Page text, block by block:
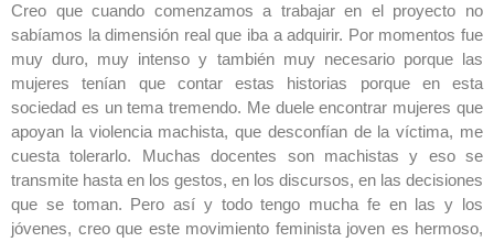
Creo que cuando comenzamos a trabajar en el proyecto no
sabíamos la dimensión real que iba a adquirir. Por momentos fue
muy duro, muy intenso y también muy necesario porque las
mujeres tenían que contar estas historias porque en esta
sociedad es un tema tremendo. Me duele encontrar mujeres que
apoyan la violencia machista, que desconfían de la víctima, me
cuesta tolerarlo. Muchas docentes son machistas y eso se
transmite hasta en los gestos, en los discursos, en las decisiones
que se toman. Pero así y todo tengo mucha fe en las y los
jóvenes, creo que este movimiento feminista joven es hermoso,